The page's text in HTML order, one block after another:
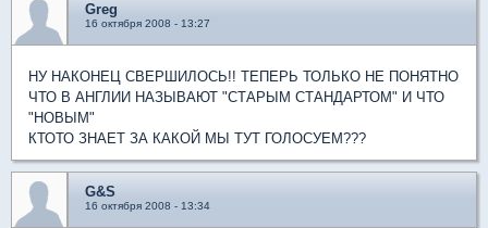
Greg
16 октября 2008 - 13:27
НУ НАКОНЕЦ СВЕРШИЛОСЬ!! ТЕПЕРЬ ТОЛЬКО НЕ ПОНЯТНО
ЧТО В АНГЛИИ НАЗЫВАЮТ "СТАРЫМ СТАНДАРТОМ" И ЧТО
"НОВЫМ"
КТОТО ЗНАЕТ ЗА КАКОЙ МЫ ТУТ ГОЛОСУЕМ???
G&S
16 октября 2008 - 13:34